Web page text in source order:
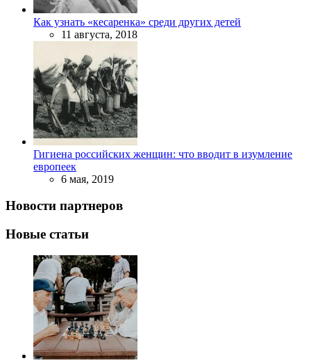
Как узнать «кесаренка» среди других детей
11 августа, 2018
Гигиена российских женщин: что вводит в изумление
европеек
6 мая, 2019
Новости партнеров
Новые статьи